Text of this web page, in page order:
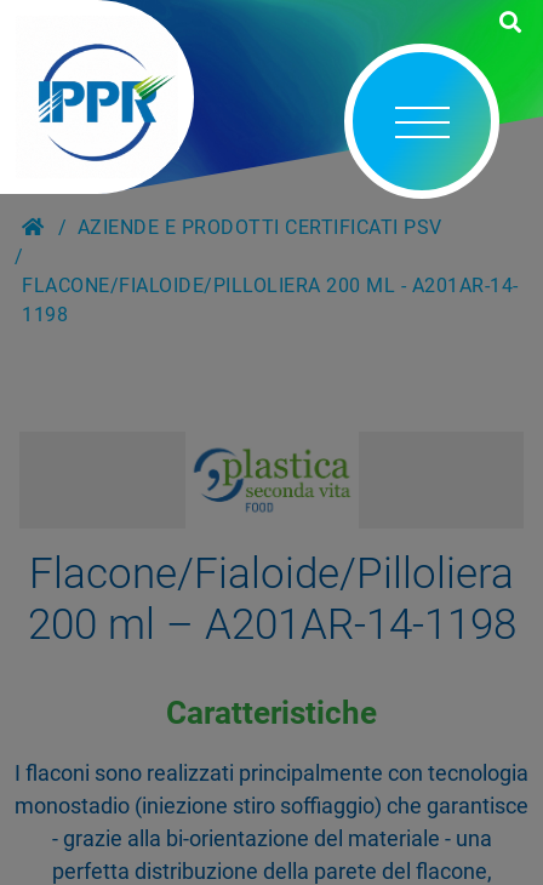
AZIENDE E PRODOTTI CERTIFICATI PSV
FLACONE/FIALOIDE/PILLOLIERA 200 ML - A201AR-14-
1198
Flacone/Fialoide/Pilloliera
200 ml – A201AR-14-1198
Caratteristiche
I flaconi sono realizzati principalmente con tecnologia
monostadio (iniezione stiro soffiaggio) che garantisce
- grazie alla bi-orientazione del materiale - una
perfetta distribuzione della parete del flacone,